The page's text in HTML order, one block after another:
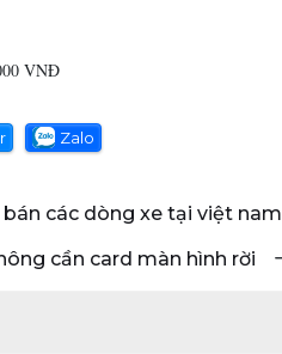
VNĐ
Zalo
các dòng xe tại việt nam
cần card màn hình rời